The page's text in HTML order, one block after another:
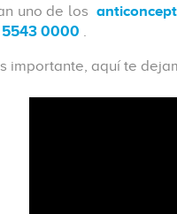
uno de los
5543 0000 .
importante, aquí te